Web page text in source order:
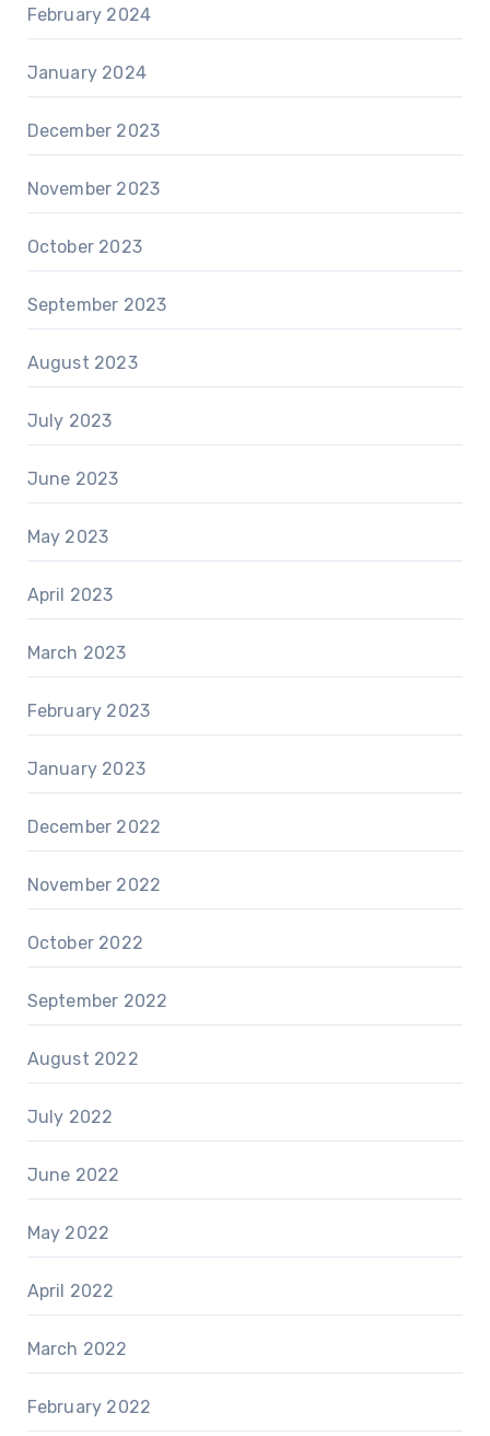
February 2024
January 2024
December 2023
November 2023
October 2023
September 2023
August 2023
July 2023
June 2023
May 2023
April 2023
March 2023
February 2023
January 2023
December 2022
November 2022
October 2022
September 2022
August 2022
July 2022
June 2022
May 2022
April 2022
March 2022
February 2022